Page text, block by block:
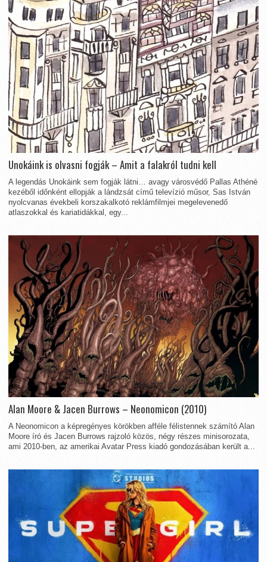
Unokáink is olvasni fogják – Amit a falakról tudni kell
A legendás Unokáink sem fogják látni… avagy városvédő Pallas Athéné
kezéből időnként ellopják a lándzsát című televízió műsor, Sas István
nyolcvanas évekbeli korszakalkotó reklámfilmjei megelevenedő
atlaszokkal és kariatidákkal, egy...
Alan Moore & Jacen Burrows – Neonomicon (2010)
A Neonomicon a képregényes körökben afféle félistennek számító Alan
Moore író és Jacen Burrows rajzoló közös, négy részes minisorozata,
ami 2010-ben, az amerikai Avatar Press kiadó gondozásában került a...